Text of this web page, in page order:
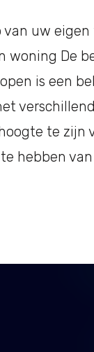
van uw
woning De
is een
te zijn
hebben